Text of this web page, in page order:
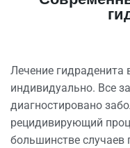
Лечение гидраденита
индивидуально. Все
диагностировано
рецидивирующий
большинстве случаев